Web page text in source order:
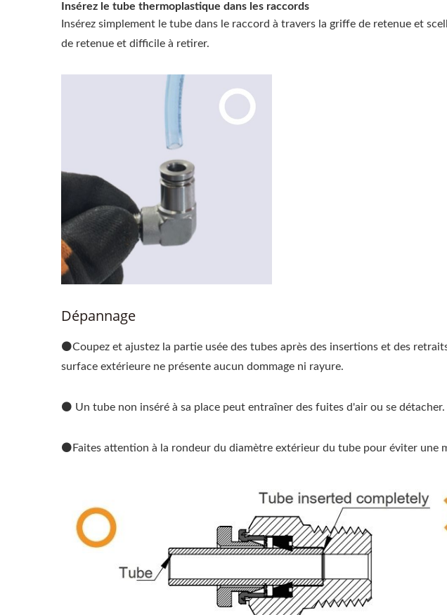
Insérez le tube thermoplastique dans les raccords
Insérez simplement le tube dans le raccord à travers la griffe de retenue et
de retenue et difficile à retirer.
Dépannage
⚫Coupez et ajustez la partie usée des tubes après des insertions et des
surface extérieure ne présente aucun dommage ni rayure.
⚫ Un tube non inséré à sa place peut entraîner des fuites d'air ou se détacher.
⚫Faites attention à la rondeur du diamètre extérieur du tube pour éviter une